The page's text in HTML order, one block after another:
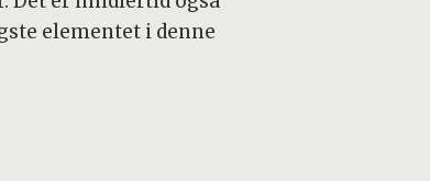
elementet i denne